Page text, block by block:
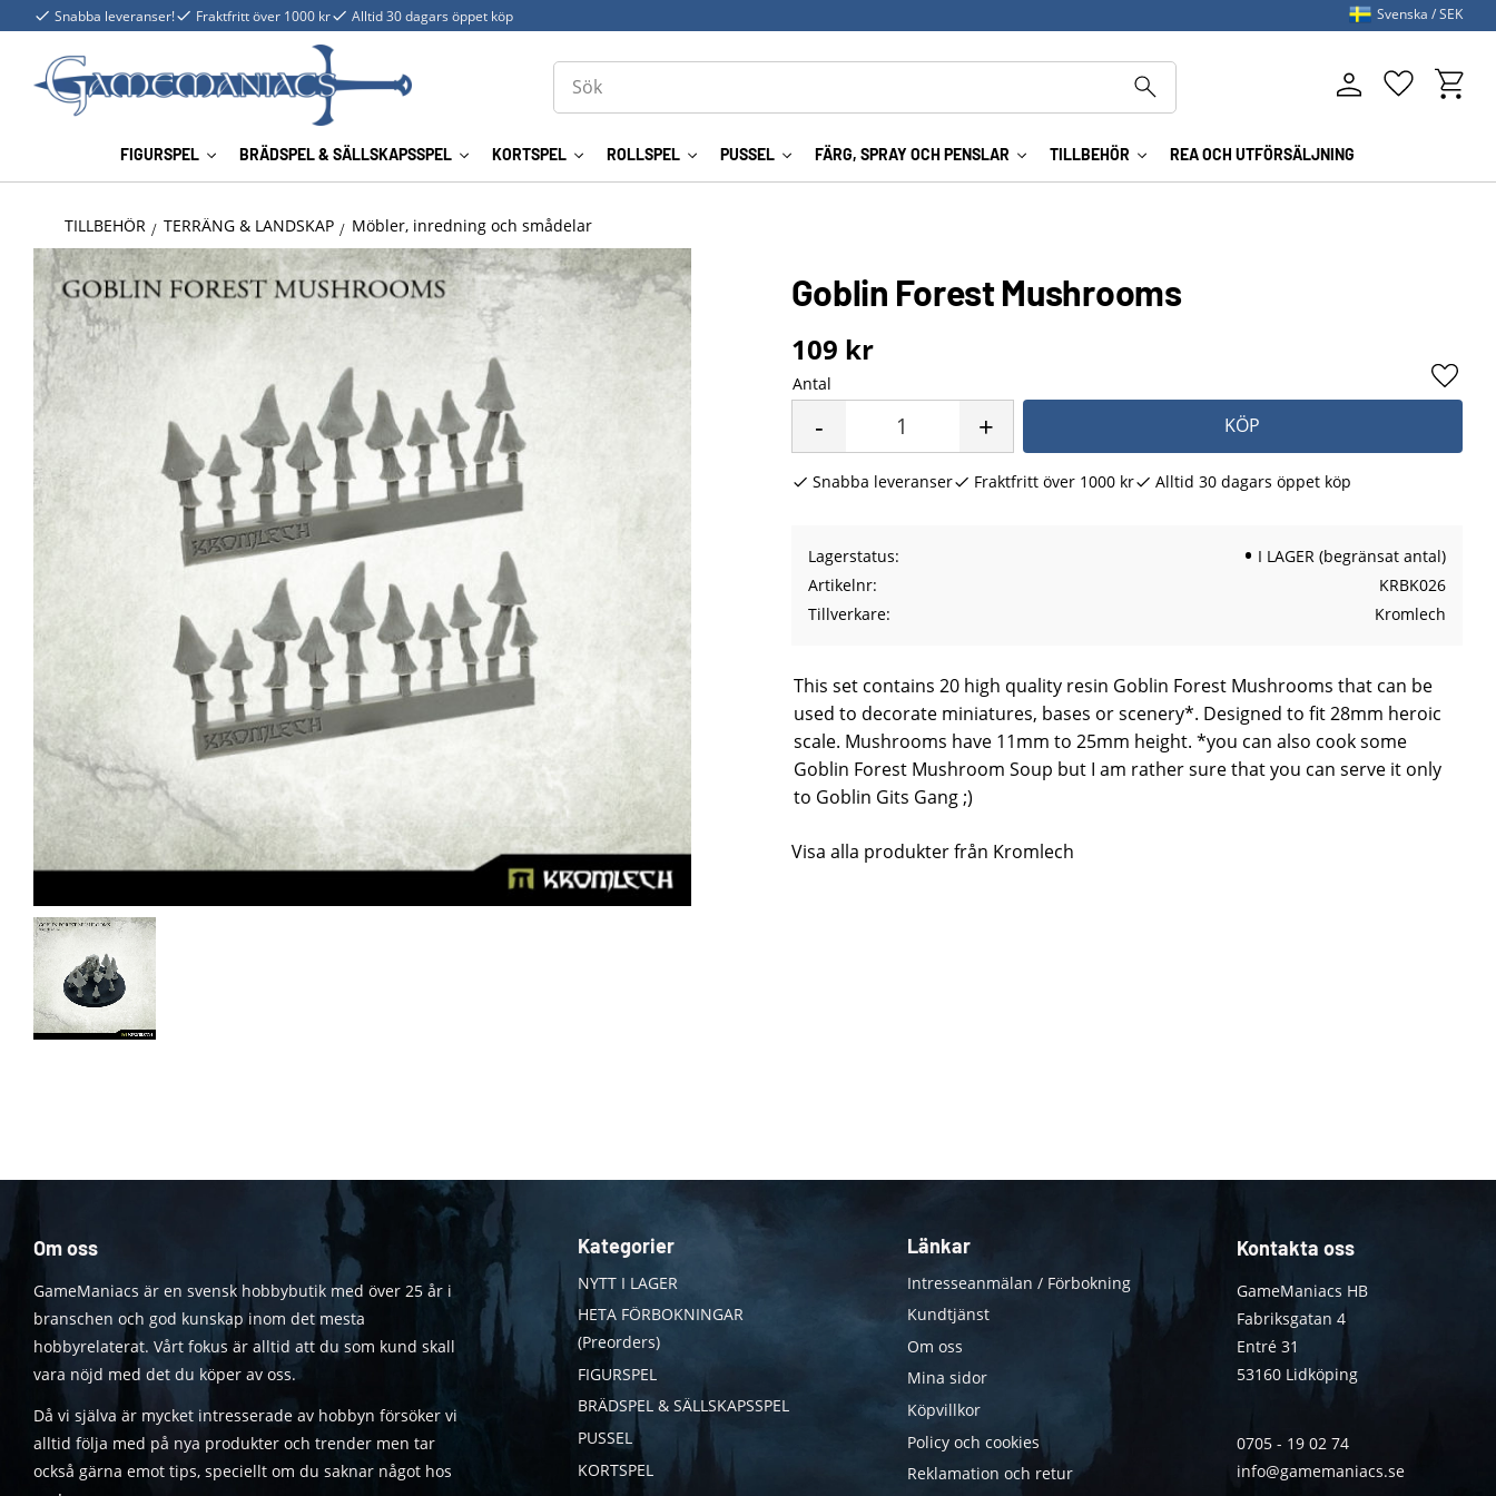
Snabba leveranser! Fraktfritt över 1000 kr Alltid 30 dagars öppet köp
FIGURSPEL BRÄDSPEL & SÄLLSKAPSSPEL KORTSPEL ROLLSPEL PUSSEL FÄRG, SPRAY OCH PENSLAR TILLBEHÖR REA OCH UTFÖRSÄLJNING
Favoriter
Svenska SEK
TILLBEHÖR TERRÄNG & LANDSKAP Möbler, inredning och smådelar
Goblin Forest Mushrooms
109 kr
Antal
+
- KÖP
Lägg
Snabba leveranser Fraktfritt över 1000 kr Alltid 30 dagars öppet köp
Lagerstatus
I LAGER (begränsat antal)
Artikelnr
KRBK026
Tillverkare
Kromlech
This set contains 20 high quality resin Goblin Forest Mushrooms that can be
used to decorate miniatures, bases or scenery*. Designed to fit 28mm heroic
scale. Mushrooms have 11mm to 25mm height. *you can also cook some
Goblin Forest Mushroom Soup but I am rather sure that you can serve it only
to Goblin Gits Gang ;)
Visa alla produkter från Kromlech
Om oss
GameManiacs är en svensk hobbybutik med över 25 år i
branschen och god kunskap inom det mesta
hobbyrelaterat. Vårt fokus är alltid att du som kund skall
vara nöjd med det du köper av oss.
Då vi själva är mycket intresserade av hobbyn försöker vi
alltid följa med på nya produkter och trender men tar
också gärna emot tips, speciellt om du saknar något hos
Kategorier
NYTT I LAGER
HETA FÖRBOKNINGAR
(Preorders)
FIGURSPEL
BRÄDSPEL & SÄLLSKAPSSPEL
PUSSEL
KORTSPEL
Länkar
Intresseanmälan / Förbokning
Kundtjänst
Om oss
Mina sidor
Köpvillkor
Policy och cookies
Reklamation och retur
Kontakta oss
GameManiacs HB
Fabriksgatan 4
Entré 31
53160 Lidköping
0705 - 19 02 74
info@gamemaniacs.se